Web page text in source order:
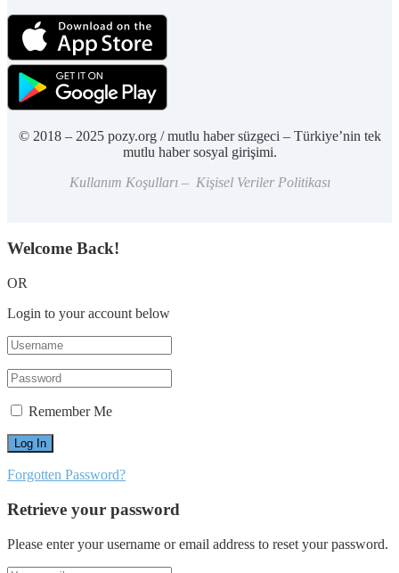
© 2018 – 2025 pozy.org / mutlu haber süzgeci – Türkiye’nin tek
mutlu haber sosyal girişimi.
Kullanım Koşulları – Kişisel Veriler Politikası
Welcome Back!
OR
Login to your account below
Remember Me
Forgotten Password?
Retrieve your password
Please enter your username or email address to reset your password.